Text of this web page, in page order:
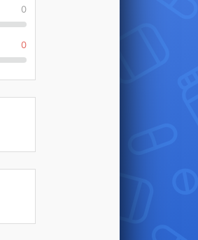
0
0